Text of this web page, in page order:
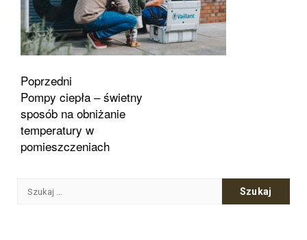
Zobacz
wpisy
Poprzedni
Pompy ciepła – świetny
sposób na obniżanie
temperatury w
pomieszczeniach
Szukaj: